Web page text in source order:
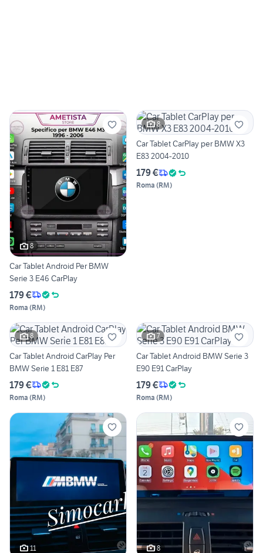
8
Car Tablet Android Per BMW
Serie 3 E46 CarPlay
179 €
Roma (RM)
8
Car Tablet CarPlay per BMW X3
E83 2004-2010
179 €
Roma (RM)
8
Car Tablet Android CarPlay Per
BMW Serie 1 E81 E87
179 €
Roma (RM)
7
Car Tablet Android BMW Serie 3
E90 E91 CarPlay
179 €
Roma (RM)
11 8